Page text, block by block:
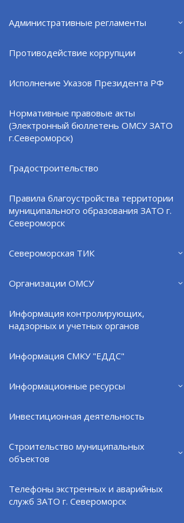
Административные регламенты
Противодействие коррупции
Исполнение Указов Президента РФ
Нормативные правовые акты
(Электронный бюллетень ОМСУ ЗАТО
г.Североморск)
Градостроительство
Правила благоустройства территории
муниципального образования ЗАТО г.
Североморск
Североморская ТИК
Организации ОМСУ
Информация контролирующих,
надзорных и учетных органов
Информация СМКУ "ЕДДС"
Информационные ресурсы
Инвестиционная деятельность
Строительство муниципальных
объектов
Телефоны экстренных и аварийных
служб ЗАТО г. Североморск
и Санкт-
Фото: gov-
ВЕРНУТЬСЯ НАЗАД